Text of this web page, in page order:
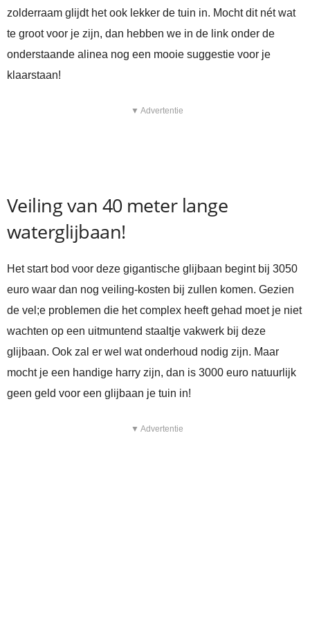
zolderraam glijdt het ook lekker de tuin in. Mocht dit nét wat
te groot voor je zijn, dan hebben we in de link onder de
onderstaande alinea nog een mooie suggestie voor je
klaarstaan!
▼ Advertentie
Veiling van 40 meter lange
waterglijbaan!
Het start bod voor deze gigantische glijbaan begint bij 3050
euro waar dan nog veiling-kosten bij zullen komen. Gezien
de vel;e problemen die het complex heeft gehad moet je niet
wachten op een uitmuntend staaltje vakwerk bij deze
glijbaan. Ook zal er wel wat onderhoud nodig zijn. Maar
mocht je een handige harry zijn, dan is 3000 euro natuurlijk
geen geld voor een glijbaan je tuin in!
▼ Advertentie